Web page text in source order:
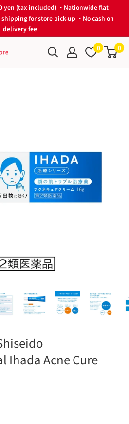
yen (tax included) ・Nationwide flat
for store pick-up ・No cash on
delivery fee
0 0
Ihada Acne Cure